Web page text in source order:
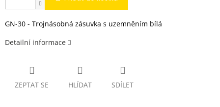
GN-30 - Trojnásobná zásuvka s uzemněním bílá
Detailní informace
ZEPTAT SE HLÍDAT SDÍLET